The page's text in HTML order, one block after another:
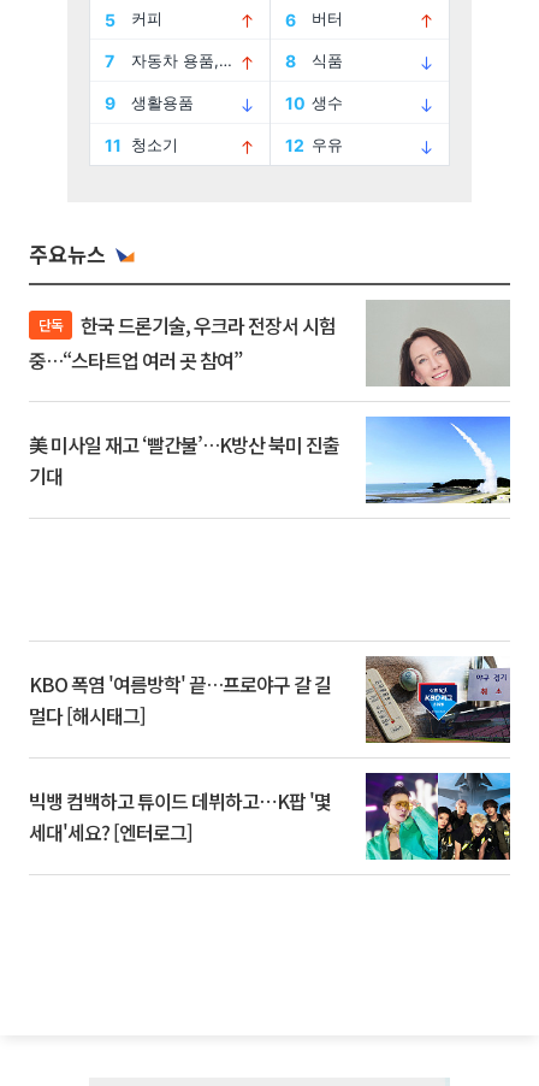
주요뉴스
단독
중…“스타트업 여러 곳 참여”
美 미사일 재고 ‘빨간불’…K방산 북미 진출
기대
KBO 폭염 '여름방학' 끝…프로야구 갈 길
멀다 [해시태그]
빅뱅 컴백하고 튜이드 데뷔하고⋯K팝 '몇
세대'세요? [엔터로그]